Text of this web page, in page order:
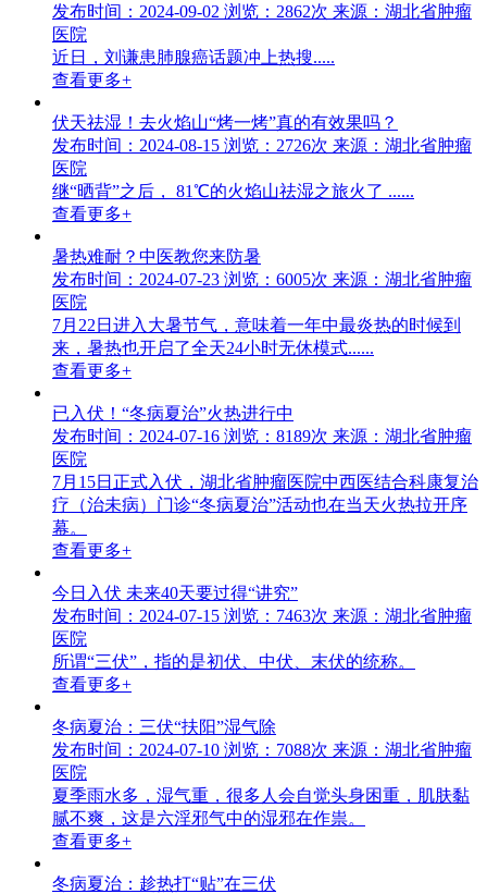
发布时间：2024-09-02 浏览：2862次 来源：湖北省肿瘤
医院
近日，刘谦患肺腺癌话题冲上热搜.....
查看更多+
伏天祛湿！去火焰山“烤一烤”真的有效果吗？
发布时间：2024-08-15 浏览：2726次 来源：湖北省肿瘤
医院
继“晒背”之后， 81℃的火焰山祛湿之旅火了 ......
查看更多+
暑热难耐？中医教您来防暑
发布时间：2024-07-23 浏览：6005次 来源：湖北省肿瘤
医院
7月22日进入大暑节气，意味着一年中最炎热的时候到
来，暑热也开启了全天24小时无休模式......
查看更多+
已入伏！“冬病夏治”火热进行中
发布时间：2024-07-16 浏览：8189次 来源：湖北省肿瘤
医院
7月15日正式入伏，湖北省肿瘤医院中西医结合科康复治
疗（治未病）门诊“冬病夏治”活动也在当天火热拉开序
幕。
查看更多+
今日入伏 未来40天要过得“讲究”
发布时间：2024-07-15 浏览：7463次 来源：湖北省肿瘤
医院
所谓“三伏”，指的是初伏、中伏、末伏的统称。
查看更多+
冬病夏治：三伏“扶阳”湿气除
发布时间：2024-07-10 浏览：7088次 来源：湖北省肿瘤
医院
夏季雨水多，湿气重，很多人会自觉头身困重，肌肤黏
腻不爽，这是六淫邪气中的湿邪在作祟。
查看更多+
冬病夏治：趁热打“贴”在三伏